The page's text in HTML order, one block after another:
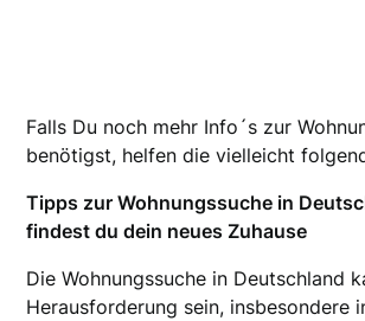
Falls Du noch mehr Info´s zur
benötigst, helfen die vielleicht
Tipps zur Wohnungssuche in
findest du dein neues Zuhause
Die Wohnungssuche in Deutschland
Herausforderung sein, insbesondere